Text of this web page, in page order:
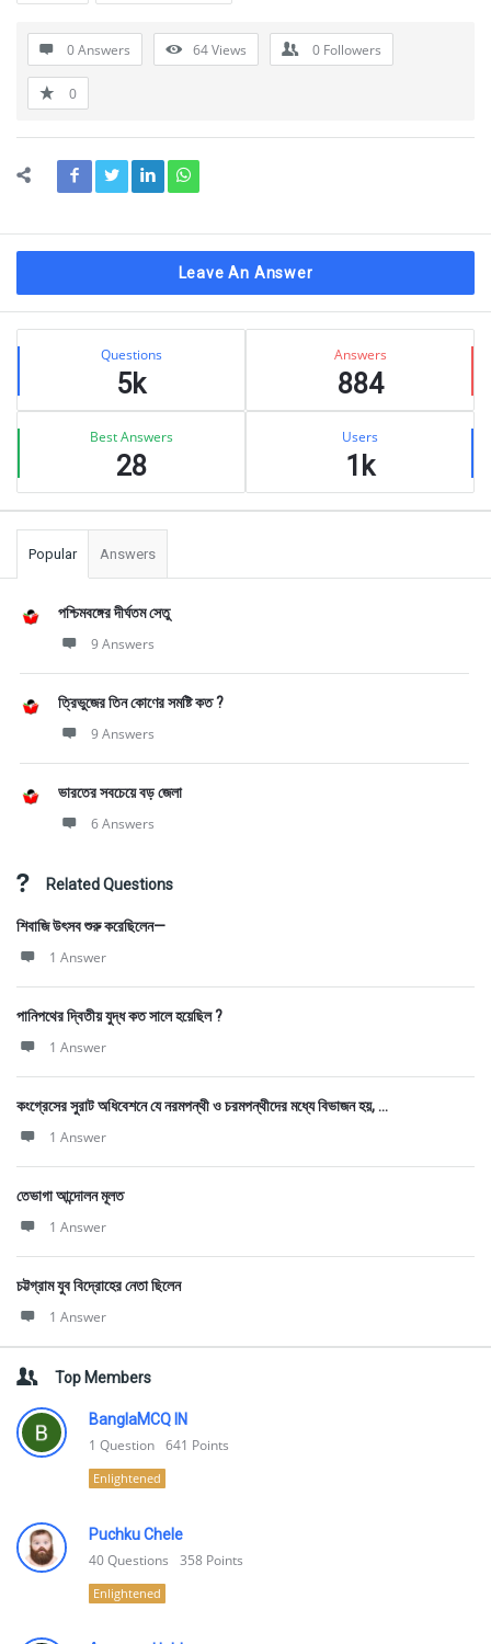
0 Answers 64Views 0 Followers
0
Leave An Answer
Sidebar
Stats Questions
5k
Answers
884
Best Answers
28
Users
1k
Popular Answers
পশ্চিমবঙ্গের দীর্ঘতম সেতু
9 Answers
ত্রিভুজের তিন কোণের সমষ্টি কত ?
9 Answers
ভারতের সবচেয়ে বড় জেলা
6 Answers
Related Questions
শিবাজি উৎসব শুরু করেছিলেন—
1 Answer
পানিপথের দ্বিতীয় যুদ্ধ কত সালে হয়েছিল ?
1 Answer
কংগ্রেসের সুরাট অধিবেশনে যে নরমপন্থী ও চরমপন্থীদের মধ্যে বিভাজন হয়, ...
1 Answer
তেভাগা আন্দোলন মূলত
1 Answer
চট্টগ্রাম যুব বিদ্রোহের নেতা ছিলেন
1 Answer
Top Members
BanglaMCQ IN
1 Question 641 Points
Enlightened
Puchku Chele
40Questions 358 Points
Enlightened